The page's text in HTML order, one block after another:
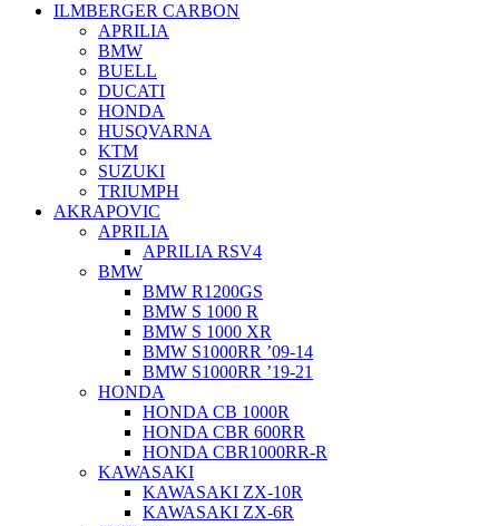
ILMBERGER CARBON
APRILIA
BMW
BUELL
DUCATI
HONDA
HUSQVARNA
KTM
SUZUKI
TRIUMPH
AKRAPOVIC
APRILIA
APRILIA RSV4
BMW
BMW R1200GS
BMW S 1000 R
BMW S 1000 XR
BMW S1000RR ’09-14
BMW S1000RR ’19-21
HONDA
HONDA CB 1000R
HONDA CBR 600RR
HONDA CBR1000RR-R
KAWASAKI
KAWASAKI ZX-10R
KAWASAKI ZX-6R